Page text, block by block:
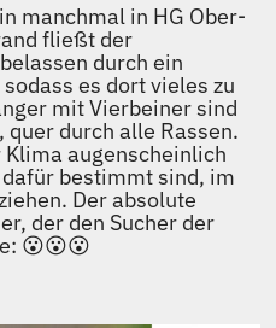
manchmal in HG Ober-
fließt der
durch ein
es dort vieles zu
mit Vierbeiner sind
durch alle Rassen.
augenscheinlich
bestimmt sind, im
Der absolute
der den Sucher der
😮😮😮